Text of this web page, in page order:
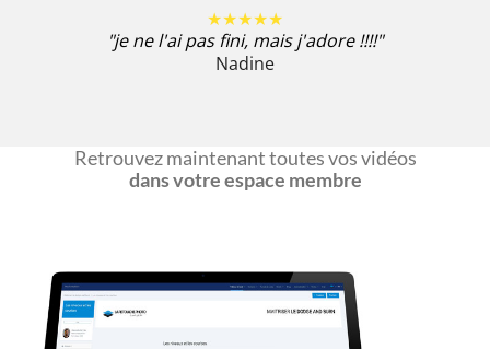
★★★★★
"je ne l'ai pas fini, mais j'adore !!!!"
Nadine
Retrouvez maintenant toutes vos vidéos
dans votre espace membre